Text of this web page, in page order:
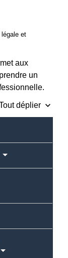
et
aux
un
déplier keyboard_arrow_down